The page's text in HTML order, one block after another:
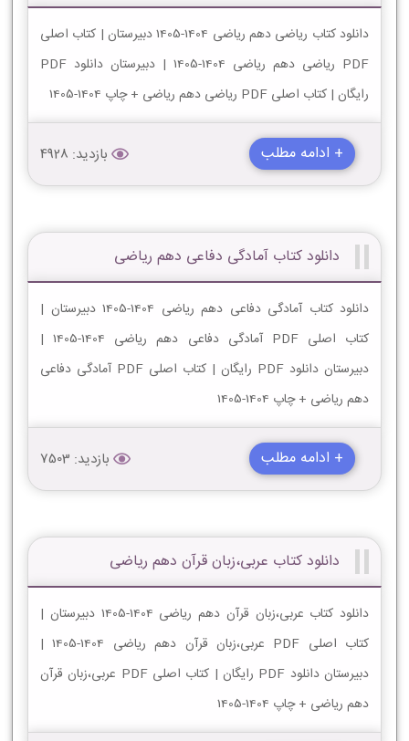
دانلود کتاب ریاضی دهم ریاضی 1404-1405 دبیرستان | کتاب اصلی
PDF ریاضی دهم ریاضی 1404-1405 | دبیرستان دانلود PDF
رایگان | کتاب اصلی PDF ریاضی دهم ریاضی + چاپ 1404-1405
+ ادامه مطلب بازدید: 4928
دانلود کتاب آمادگی دفاعی دهم ریاضی
دانلود کتاب آمادگی دفاعی دهم ریاضی 1404-1405 دبیرستان |
کتاب اصلی PDF آمادگی دفاعی دهم ریاضی 1404-1405 |
دبیرستان دانلود PDF رایگان | کتاب اصلی PDF آمادگی دفاعی
دهم ریاضی + چاپ 1404-1405
+ ادامه مطلب بازدید: 7503
دانلود کتاب عربی،زبان قرآن دهم ریاضی
دانلود کتاب عربی،زبان قرآن دهم ریاضی 1404-1405 دبیرستان |
کتاب اصلی PDF عربی،زبان قرآن دهم ریاضی 1404-1405 |
دبیرستان دانلود PDF رایگان | کتاب اصلی PDF عربی،زبان قرآن
دهم ریاضی + چاپ 1404-1405